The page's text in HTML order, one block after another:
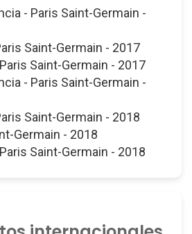
- Paris Saint-Germain -
Saint-Germain - 2017
Saint-Germain - 2017
- Paris Saint-Germain -
Saint-Germain - 2018
Germain - 2018
Saint-Germain - 2018